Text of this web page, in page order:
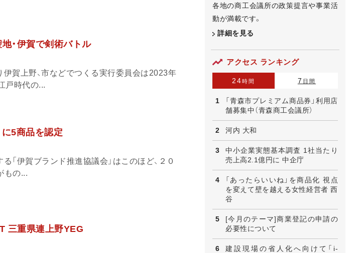
・伊賀で剣術バトル
伊賀上野、市などでつくる実行委員会は2023年
戸時代の...
に5商品を認定
「伊賀ブランド推進協議会」はこのほど、２０
もの...
三重県連上野YEG
各地の商工会議所の政策提言や事業活
動が満載です。
詳細を見る
アクセス ランキング
24時間 7 日間
「青森市プレミアム商品券」利用店
舗募集中（青森商工会議所）
河内 大和
中小企業実態基本調査 1社当たり
売上高2.1億円に 中企庁
「あったらいいね」を商品化 視点
を変えて壁を越える女性経営者 西
谷
[今月のテーマ]商業登記の申請の
必要性について
建設現場の省人化へ向けて「i-